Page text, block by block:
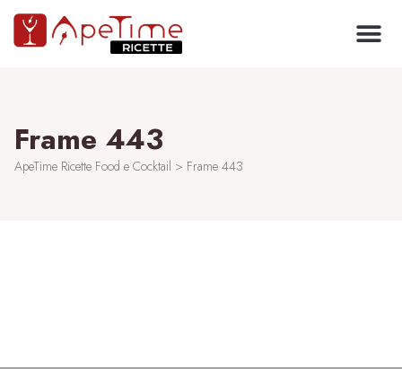
Frame 443
ApeTime Ricette Food e Cocktail > Frame 443